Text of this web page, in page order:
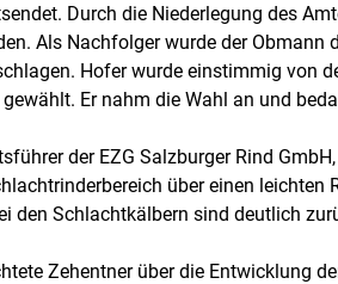
Durch die Niederlegung des
Als Nachfolger wurde der Obmann
Hofer wurde einstimmig von
Er nahm die Wahl an und
der EZG Salzburger Rind
über einen
den Schlachtkälbern sind deutlich
Zehentner über die Entwicklung